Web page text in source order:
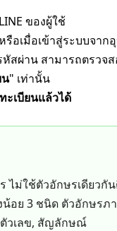
ของผู้ใช้
อเมื่อเข้าสู่ระบบจาก
สผ่าน สามารถตรวจส
น" เท่านั้น
ะเบียนแล้วได้
ไม่ใช้ตัวอักษรเดียวกั
อย 3 ชนิด ตัวอักษรภ
วเลข, สัญลักษณ์